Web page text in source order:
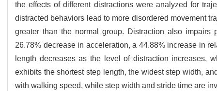
the effects of different distractions were analyzed for
distracted behaviors lead to more disordered movement
greater than the normal group. Distraction also
26.78% decrease in acceleration, a 44.88% increase in
length decreases as the level of distraction increases,
exhibits the shortest step length, the widest step width,
with walking speed, while step width and stride time are